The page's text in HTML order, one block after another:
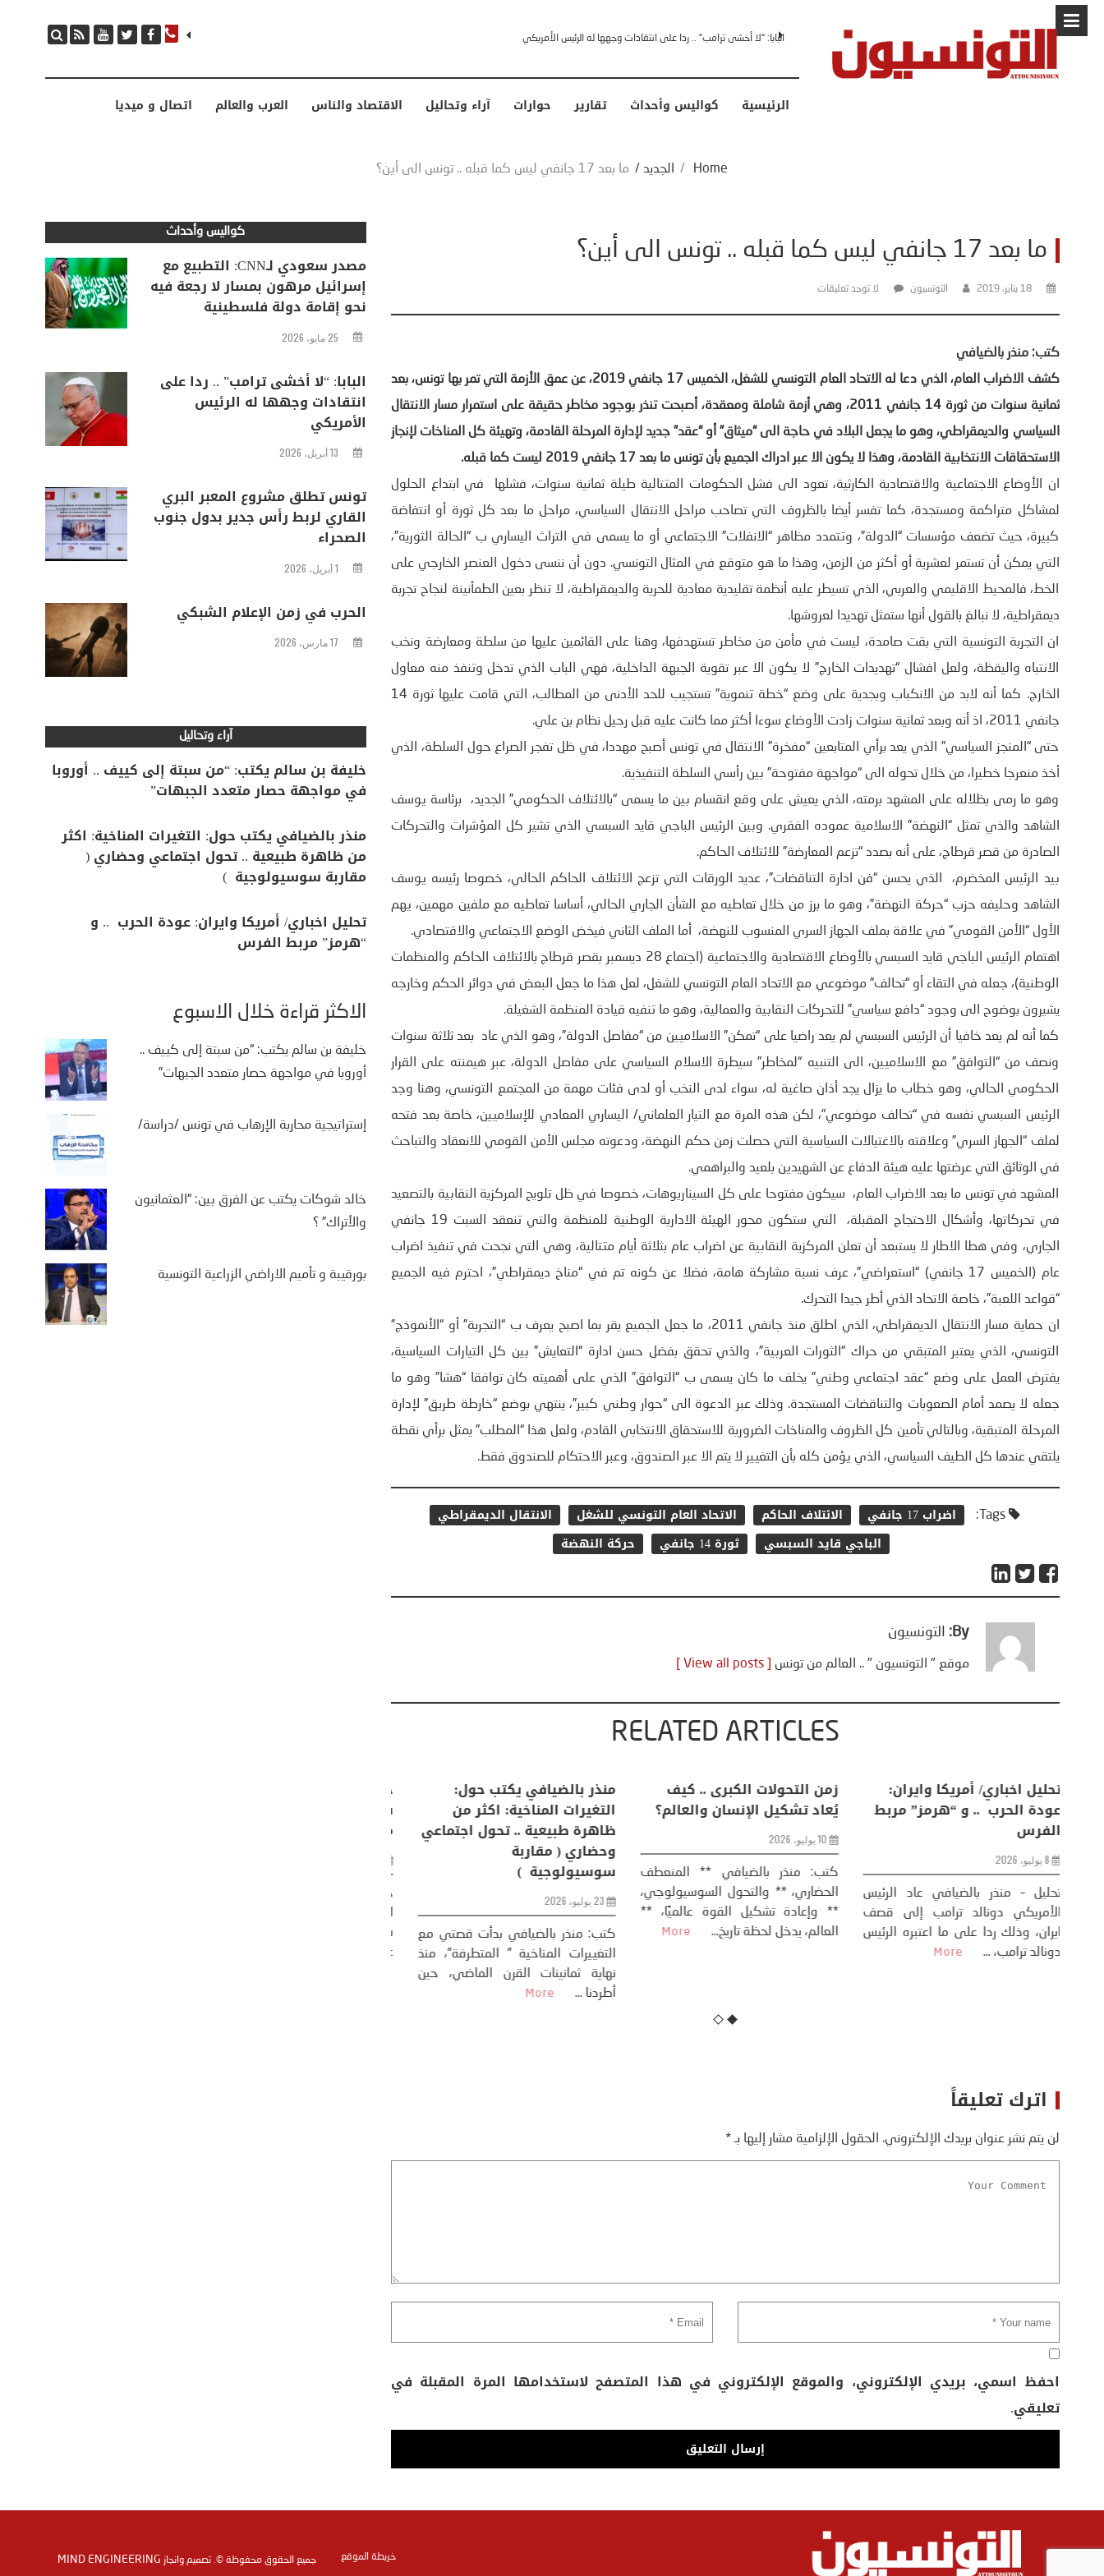
مصدر سعودي لـCNN: التطبيع مع إسرائيل مرهون بمسار لا رجعة فيه نحو إقامة دولة فلسطينية البابا: “لا أخشى ترامب” .. ردا على انتقادات وجهها له الرئيس الأمريكي
الرئيسية كواليس وأحداث تقارير حوارات آراء وتحاليل الاقتصاد والناس العرب والعالم اتصال و ميديا
Home
/ الجديد / ما بعد 17 جانفي ليس كما قبله .. تونس الى أين؟
ما بعد 17 جانفي ليس كما قبله .. تونس الى أين؟
18 يناير، 2019 التونسيون لا توجد تعليقات
كتب: منذر بالضيافي
كشف الاضراب العام، الذي دعا له الاتحاد العام التونسي للشغل، الخميس 17 جانفي 2019، عن عمق الأزمة التي تمر بها تونس، بعد
ثمانية سنوات من ثورة 14 جانفي 2011، وهي أزمة شاملة ومعقدة، أصبحت تنذر بوجود مخاطر حقيقة على استمرار مسار الانتقال
السياسي والديمقراطي، وهو ما يجعل البلاد في حاجة الى “ميثاق” أو “عقد” جديد لإدارة المرحلة القادمة، وتهيئة كل المناخات لإنجاز
الاستحقاقات الانتخابية القادمة، وهذا لا يكون الا عبر ادراك الجميع بأن تونس ما بعد 17 جانفي 2019 ليست كما قبله.
ان الأوضاع الاجتماعية والاقتصادية الكارثية، تعود الى فشل الحكومات المتتالية طيلة ثمانية سنوات، فشلها في ابتداع الحلول
لمشاكل متراكمة ومستجدة، كما تفسر أيضا بالظروف التي تصاحب مراحل الانتقال السياسي، مراحل ما بعد كل ثورة أو انتفاضة
كبيرة، حيث تضعف مؤسسات “الدولة”، وتتمدد مظاهر “الانفلات” الاجتماعي أو ما يسمى في التراث اليساري ب “الحالة الثورية”،
التي يمكن أن تستمر لعشرية أو أكثر من الزمن، وهذا ما هو متوقع في المثال التونسي. دون أن ننسى دخول العنصر الخارجي على
الخط، فالمحيط الاقليمي والعربي، الذي تسيطر عليه أنظمة تقليدية معادية للحرية والديمقراطية، لا تنظر بعين الطمأنينة لنجاح تجربة
ديمقراطية، لا نبالغ بالقول أنها ستمثل تهديدا لعروشها.
ان التجربة التونسية التي بقت صامدة، ليست في مأمن من مخاطر تستهدفها، وهنا على القائمين عليها من سلطة ومعارضة ونخب
الانتباه واليقظة، ولعل افشال “تهديدات الخارج” لا يكون الا عبر تقوية الجبهة الداخلية، فهي الباب الذي تدخل وتنفذ منه معاول
الخارج. كما أنه لابد من الانكباب وبجدية على وضع “خطة تنموية” تستجيب للحد الأدنى من المطالب، التي قامت عليها ثورة 14
جانفي 2011، اذ أنه وبعد ثمانية سنوات زادت الأوضاع سوءا أكثر مما كانت عليه قبل رحيل نظام بن علي.
حتى “المنجز السياسي” الذي يعد برأي المتابعين “مفخرة” الانتقال في تونس أصبح مهددا، في ظل تفجر الصراع حول السلطة، الذي
أخذ منعرجا خطيرا، من خلال تحوله الى “مواجهة مفتوحة” بين رأسي السلطة التنفيذية.
وهو ما رمى بظلاله على المشهد برمته، الذي يعيش على وقع انقسام بين ما يسمى “بالائتلاف الحكومي” الجديد، برئاسة يوسف
الشاهد والذي تمثل “النهضة” الاسلامية عموده الفقري. وبين الرئيس الباجي قايد السبسي الذي تشير كل المؤشرات والتحركات
الصادرة من قصر قرطاج، على أنه بصدد “تزعم المعارضة” للائتلاف الحاكم.
بيد الرئيس المخضرم، الذي يحسن “فن ادارة التناقضات”، عديد الورقات التي تزعج الائتلاف الحاكم الحالي، خصوصا رئيسه يوسف
الشاهد وحليفه حزب “حركة النهضة”، وهو ما برز من خلال تعاطيه مع الشأن الجاري الحالي، أساسا تعاطيه مع ملفين مهمين، يهم
الأول “الأمن القومي” في علاقة بملف الجهاز السري المنسوب للنهضة، أما الملف الثاني فيخض الوضع الاجتماعي والاقتصادي.
اهتمام الرئيس الباجي قايد السبسي بالأوضاع الاقتصادية والاجتماعية (اجتماع 28 ديسمبر بقصر قرطاج بالائتلاف الحاكم والمنظمات
الوطنية)، جعله في التقاء أو “تحالف” موضوعي مع الاتحاد العام التونسي للشغل، لعل هذا ما جعل البعض في دوائر الحكم وخارجه
يشيرون بوضوح الى وجود “دافع سياسي” للتحركات النقابية والعمالية، وهو ما تنفيه قيادة المنظمة الشغيلة.
كما أنه لم يعد خافيا أن الرئيس السبسي لم يعد راضيا على “تمكن” الاسلاميين من “مفاصل الدولة”، وهو الذي عاد بعد ثلاثة سنوات
ونصف من “التوافق” مع الاسلاميين، الى التنبيه “لمخاطر” سيطرة الاسلام السياسي على مفاصل الدولة، عبر هيمنته على القرار
الحكومي الحالي، وهو خطاب ما يزال يجد أذان صاغية له، سواء لدى النخب أو لدى فئات مهمة من المجتمع التونسي، وهنا وجد
الرئيس السبسي نفسه في “تحالف موضوعي”، لكن هذه المرة مع التيار العلماني/ اليساري المعادي للإسلاميين، خاصة بعد فتحه
لملف “الجهاز السري” وعلاقته بالاغتيالات السياسية التي حصلت زمن حكم النهضة، ودعوته مجلس الأمن القومي للانعقاد والتباحث
في الوثائق التي عرضتها عليه هيئة الدفاع عن الشهيدين بلعيد والبراهمي.
المشهد في تونس ما بعد الاضراب العام، سيكون مفتوحا على كل السيناريوهات، خصوصا في ظل تلويح المركزية النقابية بالتصعيد
في تحركاتها، وأشكال الاحتجاج المقبلة، التي ستكون محور الهيئة الادارية الوطنية للمنظمة والتي تنعقد السبت 19 جانفي
الجاري، وفي هطا الاطار لا يستبعد أن تعلن المركزية النقابية عن اضراب عام بثلاثة أيام متتالية، وهي التي نجحت في تنفيذ اضراب
عام (الخميس 17 جانفي) “استعراضي”، عرف نسبة مشاركة هامة، فضلا عن كونه تم في “مناخ ديمقراطي”، احترم فيه الجميع
“قواعد اللعبة”، خاصة الاتحاد الذي أطر جيدا التحرك.
ان حماية مسار الانتقال الديمقراطي، الذي اطلق منذ جانفي 2011، ما جعل الجميع يقر بما اصبح يعرف ب “التجربة” أو “الأنموذج”
التونسي، الذي يعتبر المتبقي من حراك “الثورات العربية”، والذي تحقق بفضل حسن ادارة “التعايش” بين كل التيارات السياسية،
يفترض العمل على وضع “عقد اجتماعي وطني” يخلف ما كان يسمى ب “التوافق” الذي على أهميته كان توافقا “هشا” وهو ما
جعله لا يصمد أمام الصعوبات والتناقضات المستجدة. وذلك عبر الدعوة الى “حوار وطني كبير”، ينتهي بوضع “خارطة طريق” لإدارة
المرحلة المتبقية، وبالتالي تأمين كل الظروف والمناخات الضرورية للاستحقاق الانتخابي القادم، ولعل هذا “المطلب” يمثل برأي نقطة
يلتقي عندها كل الطيف السياسي، الذي يؤمن كله بأن التغيير لا يتم الا عبر الصندوق، وعبر الاحتكام للصندوق فقط.
Tags: اضراب 17 جانفي الائتلاف الحاكم الاتحاد العام التونسي للشغل
الانتقال الديمقراطي
الباجي قايد السبسي
ثورة 14 جانفي حركة النهضة
By: التونسيون
موقع " التونسيون " .. العالم من تونس [ View all posts ]
RELATED ARTICLES
منذر بالضيافي يكتب حول:
التغيرات المناخية: اكثر من
ظاهرة طبيعية .. تحول اجتماعي
وحضاري ( مقاربة
سوسيولوجية )
23 يوليو، 2026
كتب: منذر بالضيافي بدأت قصتي مع
التغييرات المناخية ” المتطرفة”، منذ
نهاية ثمانينات القرن الماضي، حين
أطردنا ...
More
زمن التحولات الكبرى .. كيف
يُعاد تشكيل الإنسان والعالم؟
10 يوليو، 2026
كتب: منذر بالضيافي ** المنعطف
الحضاري، ** والتحول السوسيولوجي،
** وإعادة تشكيل القوة عالميًا، **
العالم، يدخل لحظة تاريخ...
More
تحليل اخباري/ أمريكا وايران:
عودة الحرب .. و “هرمز” مربط
الفرس
8 يوليو، 2026
تحليل – منذر بالضيافي عاد الرئيس
الأمريكي دونالد ترامب إلى قصف
ايران، وذلك ردا على ما اعتبره الرئيس
دونالد ترامب، ...
More
اترك تعليقاً
لن يتم نشر عنوان بريدك الإلكتروني. الحقول الإلزامية مشار إليها بـ*
احفظ اسمي، بريدي الإلكتروني، والموقع الإلكتروني في هذا المتصفح لاستخدامها المرة المقبلة في
تعليقي.
كواليس وأحداث
مصدر سعودي لـCNN: التطبيع مع
إسرائيل مرهون بمسار لا رجعة فيه
نحو إقامة دولة فلسطينية
25 مايو، 2026
البابا: “لا أخشى ترامب” .. ردا على
انتقادات وجهها له الرئيس
الأمريكي
13 أبريل، 2026
تونس تطلق مشروع المعبر البري
القاري لربط رأس جدير بدول جنوب
الصحراء
1 أبريل، 2026
الحرب في زمن الإعلام الشبكي
17 مارس، 2026
آراء وتحاليل
خليفة بن سالم يكتب: “من سبتة إلى كييف .. أوروبا
في مواجهة حصار متعدد الجبهات”
منذر بالضيافي يكتب حول: التغيرات المناخية: اكثر
من ظاهرة طبيعية .. تحول اجتماعي وحضاري (
مقاربة سوسيولوجية )
تحليل اخباري/ أمريكا وايران: عودة الحرب .. و
“هرمز” مربط الفرس
الأكثر قراءة خلال الأسبوع
خليفة بن سالم يكتب: “من سبتة إلى كييف ..
أوروبا في مواجهة حصار متعدد الجبهات”
إستراتيجية محاربة الإرهاب في تونس /دراسة/
خالد شوكات يكتب عن الفرق بين: “العثمانيون
والأتراك” ؟
بورقيبة و تأميم الاراضي الزراعية التونسية
جميع الحقوق محفوظة ©. تصميم وانجاز MIND ENGINEERING خريطة الموقع